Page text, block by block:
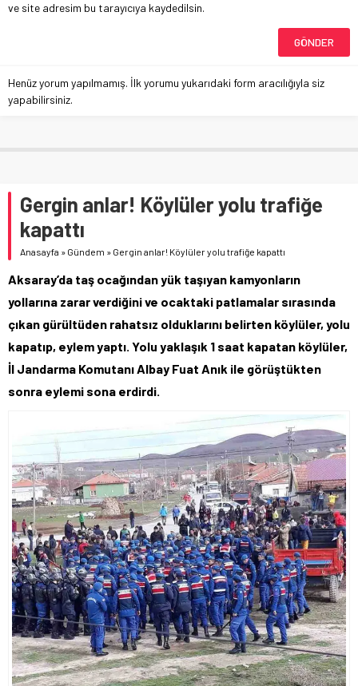
ve site adresim bu tarayıcıya kaydedilsin.
Henüz yorum yapılmamış. İlk yorumu yukarıdaki form aracılığıyla siz
yapabilirsiniz.
Gergin anlar! Köylüler yolu trafiğe
kapattı
Anasayfa » Gündem » Gergin anlar! Köylüler yolu trafiğe kapattı
Aksaray’da taş ocağından yük taşıyan kamyonların
yollarına zarar verdiğini ve ocaktaki patlamalar sırasında
çıkan gürültüden rahatsız olduklarını belirten köylüler, yolu
kapatıp, eylem yaptı. Yolu yaklaşık 1 saat kapatan köylüler,
İl Jandarma Komutanı Albay Fuat Anık ile görüştükten
sonra eylemi sona erdirdi.